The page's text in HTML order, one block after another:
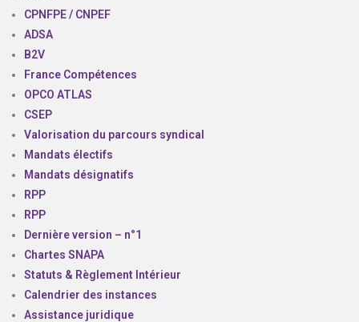
CPNFPE / CNPEF
ADSA
B2V
France Compétences
OPCO ATLAS
CSEP
Valorisation du parcours syndical
Mandats électifs
Mandats désignatifs
RPP
RPP
Dernière version – n°1
Chartes SNAPA
Statuts & Règlement Intérieur
Calendrier des instances
Assistance juridique